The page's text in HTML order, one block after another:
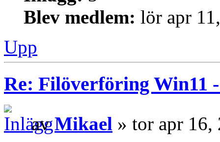
Blev medlem: lör apr
Upp
Re: Filöverföring Win11
avMikael » tor apr 16,